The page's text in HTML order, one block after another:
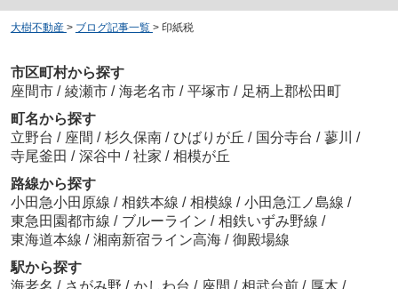
大樹不動産 > ブログ記事一覧 > 印紙税
市区町村から探す
座間市 / 綾瀬市 / 海老名市 / 平塚市 / 足柄上郡松田町
町名から探す
立野台 / 座間 / 杉久保南 / ひばりが丘 / 国分寺台 / 蓼川 /
寺尾釜田 / 深谷中 / 社家 / 相模が丘
路線から探す
小田急小田原線 / 相鉄本線 / 相模線 / 小田急江ノ島線 /
東急田園都市線 / ブルーライン / 相鉄いずみ野線 /
東海道本線 / 湘南新宿ライン高海 / 御殿場線
駅から探す
海老名 / さがみ野 / かしわ台 / 座間 / 相武台前 / 厚木 /